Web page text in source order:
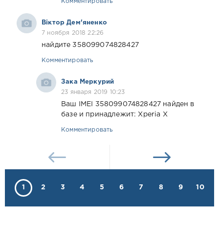
Комментировать
Віктор Дем'яненко
7 ноября 2018 22:26
найдите 358099074828427
Комментировать
Зака Меркурий
23 января 2019 10:23
Ваш IMEI 358099074828427 найден в
базе и принадлежит: Xperia X
Комментировать
1 2 3 4 5 6 7 8 9 10